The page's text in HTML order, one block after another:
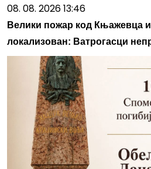
08. 08. 2026 13:46
Велики пожар код Књажевца
локализован: Ватрогасци